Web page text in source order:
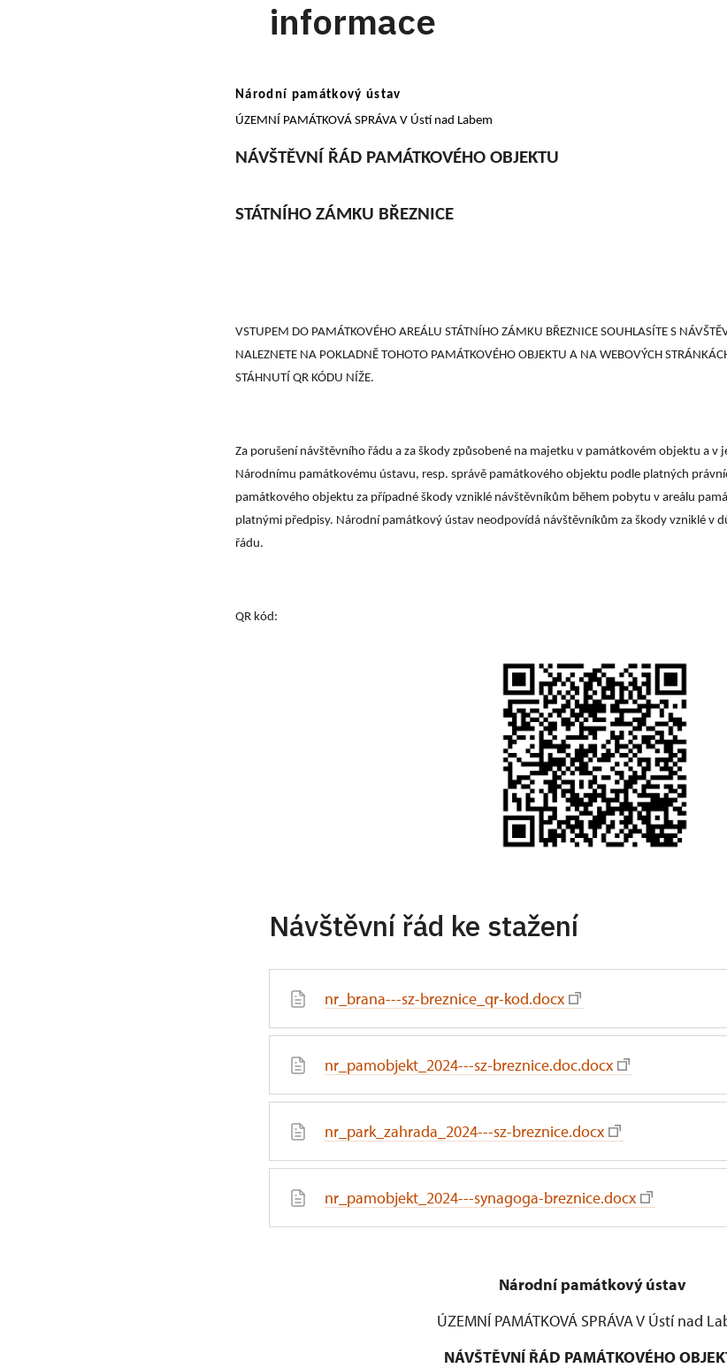
informace
Národní památkový ústav
ÚZEMNÍ PAMÁTKOVÁ SPRÁVA V Ústí nad Labem
NÁVŠTĚVNÍ ŘÁD PAMÁTKOVÉHO OBJEKTU
STÁTNÍHO ZÁMKU BŘEZNICE
VSTUPEM DO PAMÁTKOVÉHO AREÁLU STÁTNÍHO ZÁMKU BŘEZNICE SOUHLASÍTE S
NALEZNETE NA POKLADNĚ TOHOTO PAMÁTKOVÉHO OBJEKTU A NA WEBOVÝCH
STÁHNUTÍ QR KÓDU NÍŽE.
Za porušení návštěvního řádu a za škody způsobené na majetku v památkovém objektu a v
Národnímu památkovému ústavu, resp. správě památkového objektu podle platných
památkového objektu za případné škody vzniklé návštěvníkům během pobytu v areálu
platnými předpisy. Národní památkový ústav neodpovídá návštěvníkům za škody vzniklé v
řádu.
QR kód:
Návštěvní řád ke stažení
nr_brana---sz-breznice_qr-kod.docx
nr_pamobjekt_2024---sz-breznice.doc.docx
nr_park_zahrada_2024---sz-breznice.docx
nr_pamobjekt_2024---synagoga-breznice.docx
Národní památkový ústav
ÚZEMNÍ PAMÁTKOVÁ SPRÁVA V Ústí nad
NÁVŠTĚVNÍ ŘÁD PAMÁTKOVÉHO